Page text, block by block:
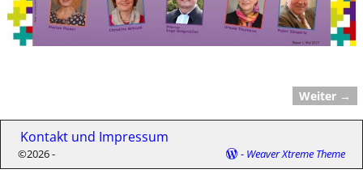
Weiter →
Kontakt und Impressum
©2026 - - Weaver Xtreme Theme